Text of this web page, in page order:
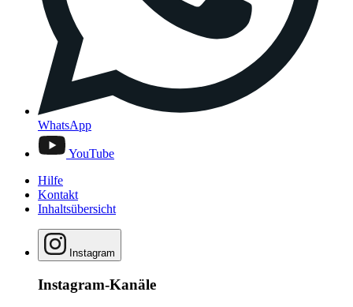
WhatsApp
YouTube
Hilfe
Kontakt
Inhaltsübersicht
Instagram
Instagram-Kanäle